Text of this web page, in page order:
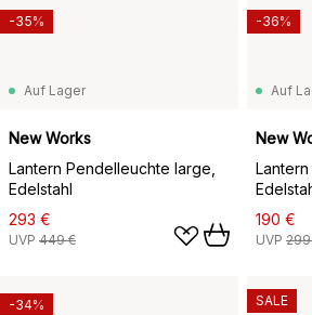
Auf Lager
New Works
Lantern Pendelleuchte large,
Edelstahl
293 €
UVP 449 €
-35%
Auf
New
Lantern
190 €
UVP
-36%
-34%
SALE